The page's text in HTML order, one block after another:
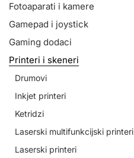
Fotoaparati i kamere
Gamepad i joystick
Gaming dodaci
Printeri i skeneri
Drumovi
Inkjet printeri
Ketridzi
Laserski multifunkcijski printeri
Laserski printeri